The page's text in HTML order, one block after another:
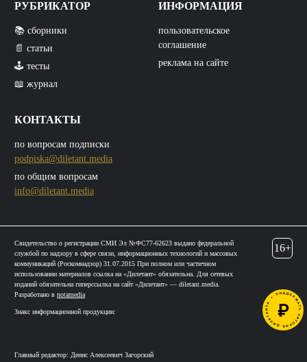
РУБРИКАТОР
📚 сборники
📄 статьи
🕹️ тесты
📖 журнал
КОНТАКТЫ
по вопросам подписки
podpiska@diletant.media
по общим вопросам
info@diletant.media
ИНФОРМАЦИЯ
пользовательское
соглашение
реклама на сайте
Свидетельство о регистрации СМИ Эл №ФС77-62623 выдано федеральной
службой по надзору в сфере связи, информационных технологий и массовых
коммуникаций (Роскомнадзор) 31.07.2015 При полном или частичном
использовании материалов ссылка на «Дилетант» обязательна. Для сетевых
изданий обязательна гиперссылка на сайт «Дилетант» — diletant.media.
Разработано в notamedia
Знакс информационной продукции:
Главный редактор: Денис Алексеевич Загорский
16+